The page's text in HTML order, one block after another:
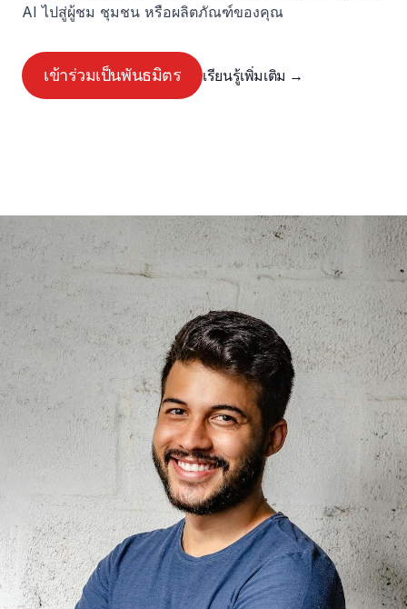
AI ไปสู่ผู้ชม ชุมชน หรือผลิตภัณฑ์ของคุณ
เข้าร่วมเป็นพันธมิตร เรียนรู้เพิ่มเติม →